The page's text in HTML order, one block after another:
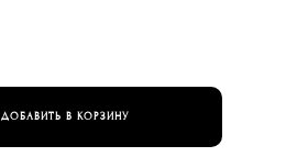
ДОБАВИТЬ В КОРЗИНУ